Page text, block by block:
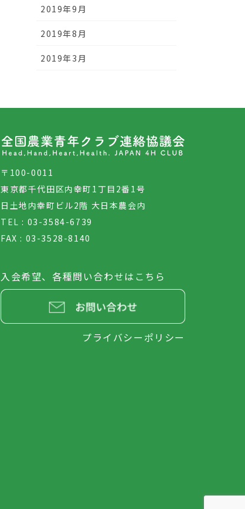
2019年9月
2019年8月
2019年3月
〒100-0011
東京都千代田区内幸町1丁目2番1号
日土地内幸町ビル2階 大日本農会内
TEL : 03-3584-6739
FAX : 03-3528-8140
入会希望、各種問い合わせはこちら
プライバシーポリシー